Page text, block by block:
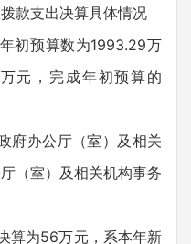
款支出决算具体情况
预算数为1993.29万
元，完成年初预算的
办公厅（室）及相关
（室）及相关机构事务
为56万元，系本年新